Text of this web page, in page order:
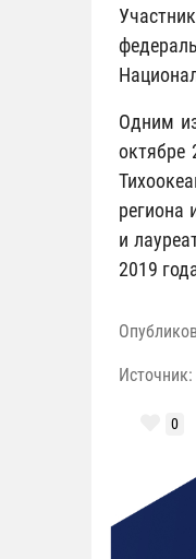
Одним
октябре
региона
и
2019
Источник:
0